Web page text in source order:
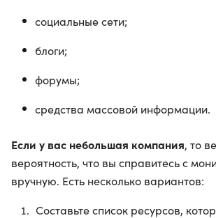
социальные сети;
блоги;
форумы;
средства массовой информации.
Если у вас небольшая компания, то
вероятность, что вы справитесь с
вручную. Есть несколько вариантов:
Составьте список ресурсов,